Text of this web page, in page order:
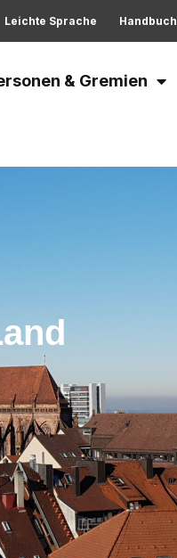
Leichte Sprache Handbuch
& Gremien